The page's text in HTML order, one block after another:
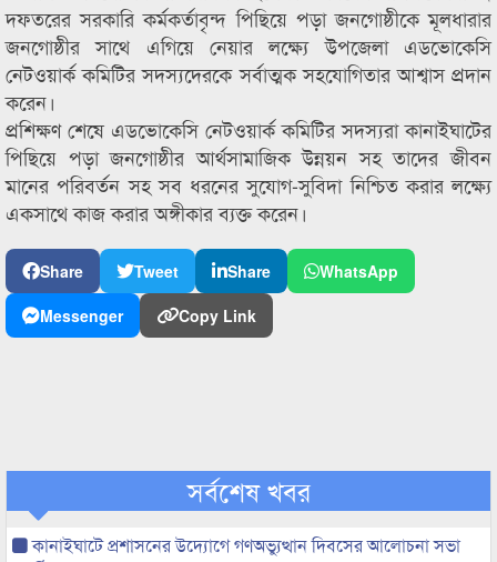
দফতরের সরকারি কর্মকর্তাবৃন্দ পিছিয়ে পড়া জনগোষ্ঠীকে মূলধারার
জনগোষ্ঠীর সাথে এগিয়ে নেয়ার লক্ষ্যে উপজেলা এডভোকেসি
নেটওয়ার্ক কমিটির সদস্যদেরকে সর্বাত্মক সহযোগিতার আশ্বাস প্রদান
করেন।
প্রশিক্ষণ শেষে এডভোকেসি নেটওয়ার্ক কমিটির সদস্যরা কানাইঘাটের
পিছিয়ে পড়া জনগোষ্ঠীর আর্থসামাজিক উন্নয়ন সহ তাদের জীবন
মানের পরিবর্তন সহ সব ধরনের সুযোগ-সুবিদা নিশ্চিত করার লক্ষ্যে
একসাথে কাজ করার অঙ্গীকার ব্যক্ত করেন।
Share Tweet Share
WhatsApp
Messenger
Copy Link
সর্বশেষ খবর
কানাইঘাটে প্রশাসনের উদ্যোগে গণঅভ্যুত্থান দিবসের আলোচনা সভা